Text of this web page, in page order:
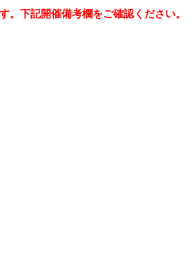
下記開催備考欄をご確認ください。